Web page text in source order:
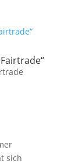
sich